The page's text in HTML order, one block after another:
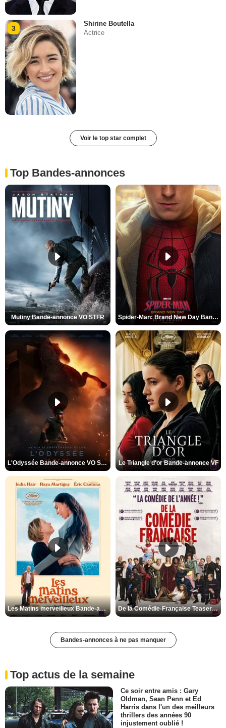
3
Shirine Boutella
Actrice
Voir le top star complet
Top Bandes-annonces
Mutiny Bande-annonce VO STFR Spider-Man: Brand New Day Bande-annonce VO STFR
L'Odyssée Bande-annonce VO STFR Le Triangle d'or Bande-annonce VF
Les Matins merveilleux Bande-annonce VF De la Comédie-Française Teaser VF
Bandes-annonces à ne pas manquer
Top actus de la semaine
Ce soir entre amis : Gary
Oldman, Sean Penn et Ed
Harris dans l'un des meilleurs
thrillers des années 90
injustement oublié !